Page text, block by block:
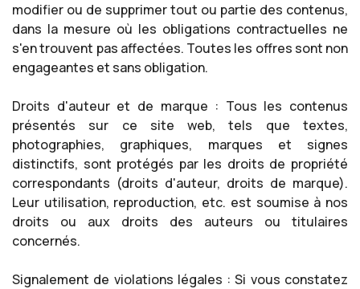
modifier ou de supprimer tout ou partie des contenus,
dans la mesure où les obligations contractuelles ne
s'en trouvent pas affectées. Toutes les offres sont non
engageantes et sans obligation.
Droits d'auteur et de marque : Tous les contenus
présentés sur ce site web, tels que textes,
photographies, graphiques, marques et signes
distinctifs, sont protégés par les droits de propriété
correspondants (droits d'auteur, droits de marque).
Leur utilisation, reproduction, etc. est soumise à nos
droits ou aux droits des auteurs ou titulaires
concernés.
Signalement de violations légales : Si vous constatez